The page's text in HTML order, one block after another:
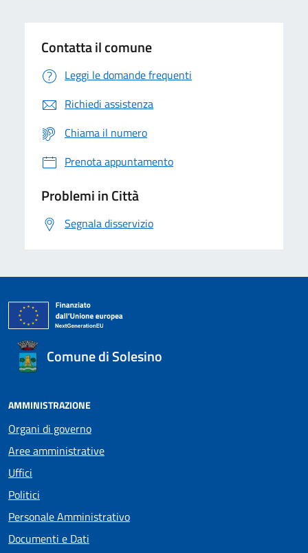
Contatta il comune
Leggi le domande frequenti
Richiedi assistenza
Chiama il numero
Prenota appuntamento
Problemi in Città
Segnala disservizio
Comune di Solesino
AMMINISTRAZIONE
Organi di governo
Aree amministrative
Uffici
Politici
Personale Amministrativo
Documenti e Dati